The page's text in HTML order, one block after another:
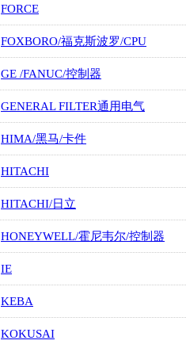
FORCE
FOXBORO/福克斯波罗/CPU
GE /FANUC/控制器
GENERAL FILTER通用电气
HIMA/黑马/卡件
HITACHI
HITACHI/日立
HONEYWELL/霍尼韦尔/控制器
IE
KEBA
KOKUSAI